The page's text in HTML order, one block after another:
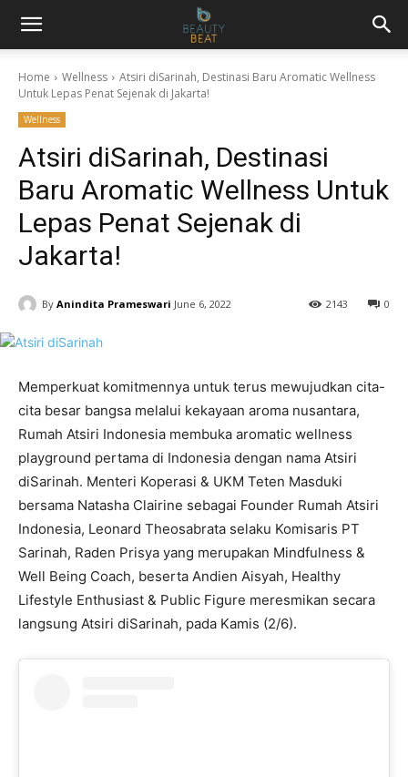
Home Wellness
Atsiri diSarinah, Destinasi Baru Aromatic Wellness
Untuk Lepas Penat Sejenak di Jakarta!
Wellness
Atsiri diSarinah, Destinasi
Baru Aromatic Wellness Untuk
Lepas Penat Sejenak di
Jakarta!
By Anindita Prameswari June 6, 2022 0
2143
Memperkuat komitmennya untuk terus mewujudkan cita-
cita besar bangsa melalui kekayaan aroma nusantara,
Rumah Atsiri Indonesia membuka aromatic wellness
playground pertama di Indonesia dengan nama Atsiri
diSarinah. Menteri Koperasi & UKM Teten Masduki
bersama Natasha Clairine sebagai Founder Rumah Atsiri
Indonesia, Leonard Theosabrata selaku Komisaris PT
Sarinah, Raden Prisya yang merupakan Mindfulness &
Well Being Coach, beserta Andien Aisyah, Healthy
Lifestyle Enthusiast & Public Figure meresmikan secara
langsung Atsiri diSarinah, pada Kamis (2/6).